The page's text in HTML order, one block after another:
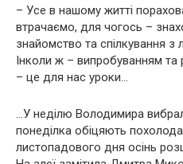
– Усе в нашому житті
втрачаємо, для чогось –
знайомство та спілкування
Інколи ж – випробуванням та
– це для нас уроки…
…У неділю Володимира
понеділка обіцяють
листопадового дня осінь